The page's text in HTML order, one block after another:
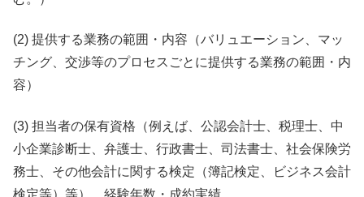
(2) 提供する業務の範囲・内容（バリュエーション、マッ
チング、交渉等のプロセスごとに提供する業務の範囲・内
容）
(3) 担当者の保有資格（例えば、公認会計士、税理士、中
小企業診断士、弁護士、行政書士、司法書士、社会保険労
務士、その他会計に関する検定（簿記検定、ビジネス会計
検定等）等）、経験年数・成約実績